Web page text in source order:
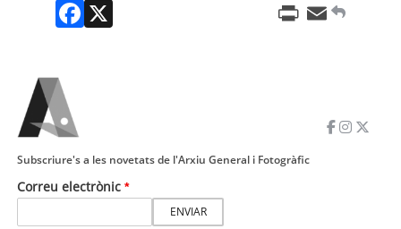
Facebook PrintEmail
Correu electrònic
Subscriure's a les novetats de l'Arxiu General i Fotogràfic